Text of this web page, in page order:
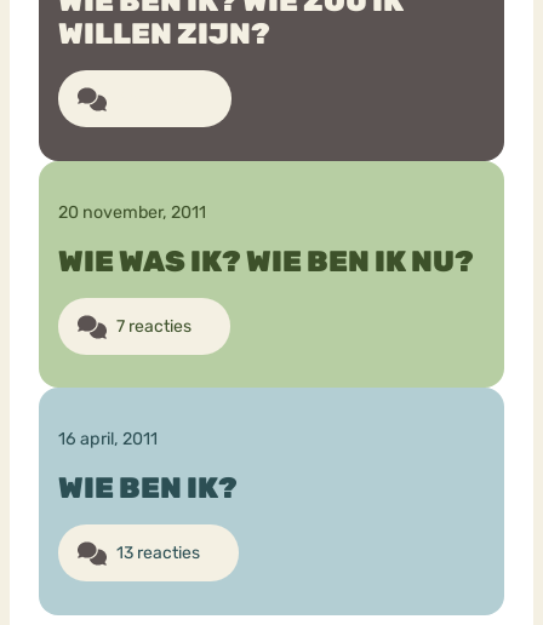
WILLEN ZIJN?
20 november, 2011
WIE WAS IK? WIE BEN IK NU?
7 reacties
16 april, 2011
WIE BEN IK?
13 reacties
Forum
Bouli
mia
Nerv
osa
Eetstoornis
Eetbuien Piekeren